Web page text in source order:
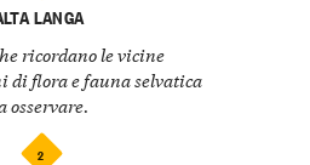
LANGA
ricordano le vicine
di flora e fauna selvatica
osservare.
2